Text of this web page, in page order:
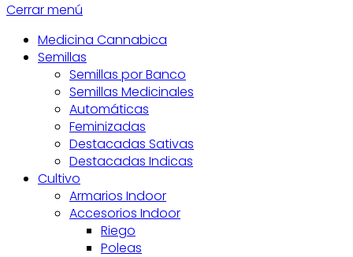
Cerrar menú
Medicina Cannabica
Semillas
Semillas por Banco
Semillas Medicinales
Automáticas
Feminizadas
Destacadas Sativas
Destacadas Indicas
Cultivo
Armarios Indoor
Accesorios Indoor
Riego
Poleas